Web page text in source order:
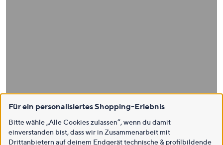
Für ein personalisiertes Shopping-Erlebnis
Bitte wähle „Alle Cookies zulassen“, wenn du damit
einverstanden bist, dass wir in Zusammenarbeit mit
Drittanbietern auf deinem Endgerät technische & profilbildende